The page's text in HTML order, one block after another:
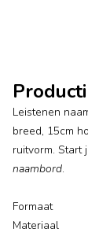
Leistenen
breed, 15cm
ruitvorm. Start
naambord.
Formaat
Materiaal